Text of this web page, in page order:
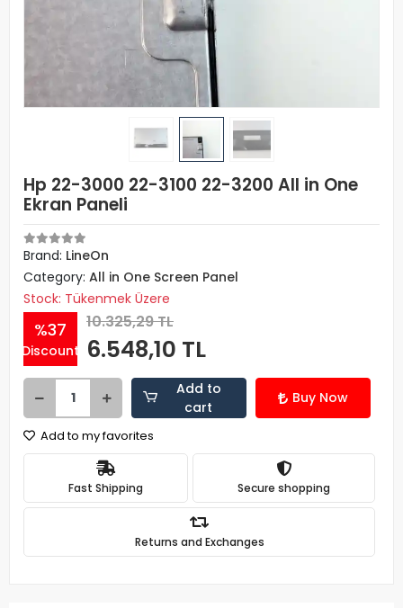
Hp 22-3000 22-3100 22-3200 All in One
Ekran Paneli
Brand: LineOn
Category: All in One Screen Panel
Stock: Tükenmek Üzere
%37
Discount
10.325,29 TL
6.548,10 TL
Add to
cart
Buy Now
Add to my favorites
Fast Shipping Secure shopping
Returns and Exchanges